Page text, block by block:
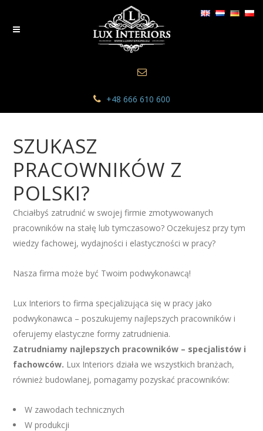
+48 666 610 600
SZUKASZ
PRACOWNIKÓW Z
POLSKI?
Chciałbyś zatrudnić w swojej firmie zmotywowanych
pracowników na stałę lub tymczasowo? Oczekujesz przy tym
wiedzy fachowej, wydajności i elastyczności w pracy?
Nasza firma może być Twoim podwykonawcą!
Lux Interiors to firma specjalizująca się w pracy jako
podwykonawca – poszukujemy najlepszych pracowników i
oferujemy elastyczne formy zatrudnienia.
Zatrudniamy najlepszych pracowników – specjalistów i
fachowców. Lux Interiors działa we wszystkich branżach,
również budowlanej, pomagamy pozyskać pracowników:
W zawodach technicznych
W produkcji